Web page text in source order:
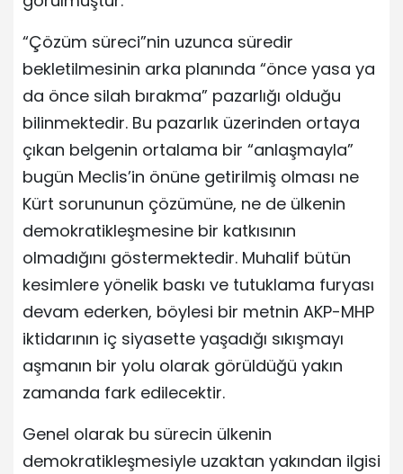
“Çözüm süreci”nin uzunca süredir
bekletilmesinin arka planında “önce yasa ya
da önce silah bırakma” pazarlığı olduğu
bilinmektedir. Bu pazarlık üzerinden ortaya
çıkan belgenin ortalama bir “anlaşmayla”
bugün Meclis’in önüne getirilmiş olması ne
Kürt sorununun çözümüne, ne de ülkenin
demokratikleşmesine bir katkısının
olmadığını göstermektedir. Muhalif bütün
kesimlere yönelik baskı ve tutuklama furyası
devam ederken, böylesi bir metnin AKP-MHP
iktidarının iç siyasette yaşadığı sıkışmayı
aşmanın bir yolu olarak görüldüğü yakın
zamanda fark edilecektir.
Genel olarak bu sürecin ülkenin
demokratikleşmesiyle uzaktan yakından ilgisi